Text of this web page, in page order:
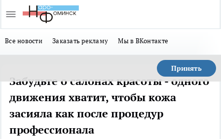
Все новости Заказать рекламу Мы в ВКонтакте
Принять
Забудьте о салонах красоты - одного
движения хватит, чтобы кожа
засияла как после процедур
профессионала